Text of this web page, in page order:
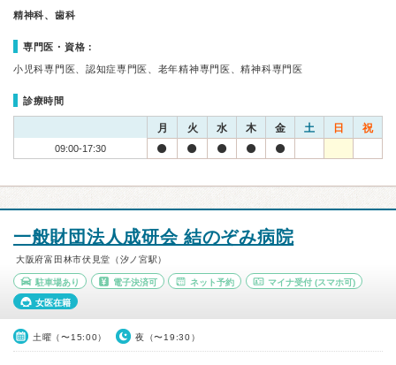
精神科、歯科
専門医・資格：
小児科専門医、認知症専門医、老年精神専門医、精神科専門医
診療時間
月 火 水 木 金 土 日 祝
09:00-17:30
一般財団法人成研会 結のぞみ病院
大阪府富田林市伏見堂（汐ノ宮駅）
駐車場あり 電子決済可 ネット予約 マイナ受付 (スマホ可)
女医在籍
土曜（〜15:00） 夜（〜19:30）